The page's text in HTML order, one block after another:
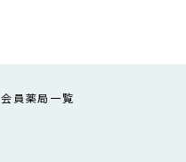
会員薬局一覧